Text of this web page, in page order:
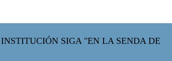
SIGA "EN LA SENDA DE